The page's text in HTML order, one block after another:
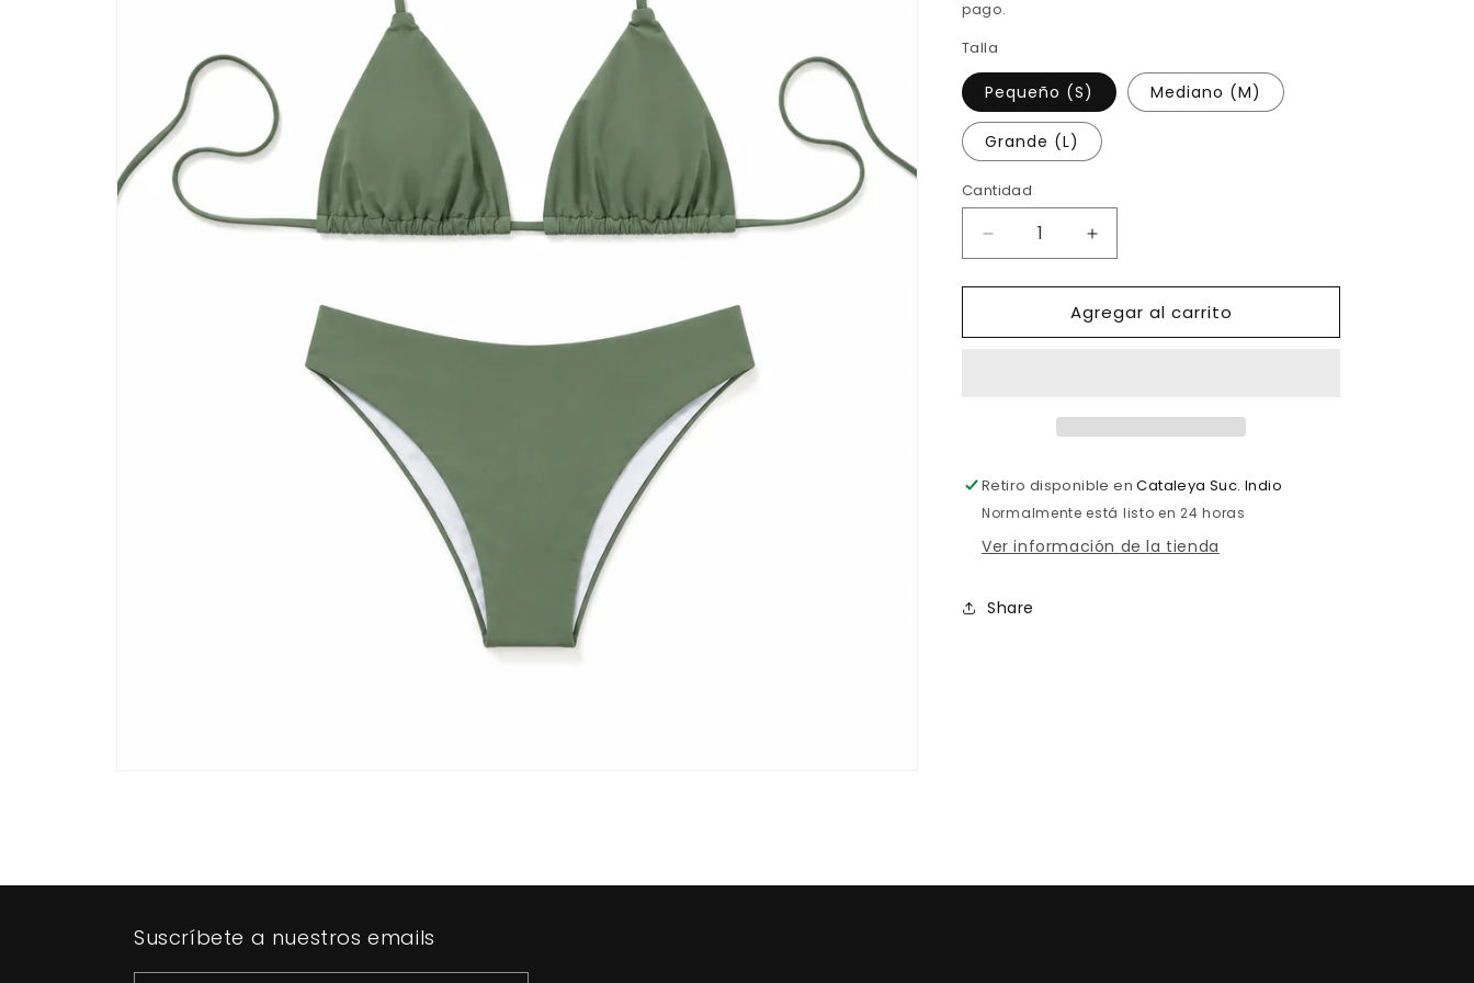
pago.
Talla
Pequeño (S) Mediano (M)
Grande (L)
Cantidad
Reducir
cantidad
para
verde
Aumentar
cantidad
para
Bikini
verde
Agregar al carrito
Retiro disponible enCataleya Suc. Indio
Normalmente está listo en 24 horas
Ver información de la tienda
Share
Suscríbete a nuestros emails